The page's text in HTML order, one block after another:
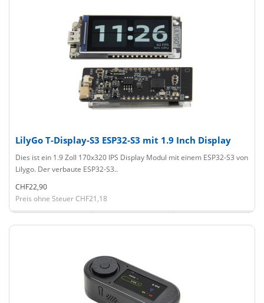
LilyGo T-Display-S3 ESP32-S3 mit 1.9 Inch Display
Dies ist ein 1.9 Zoll 170x320 IPS Display Modul mit einem ESP32-S3 von
Lilygo. Der verbaute ESP32-S3..
CHF22,90
Preis ohne Steuer CHF21,18